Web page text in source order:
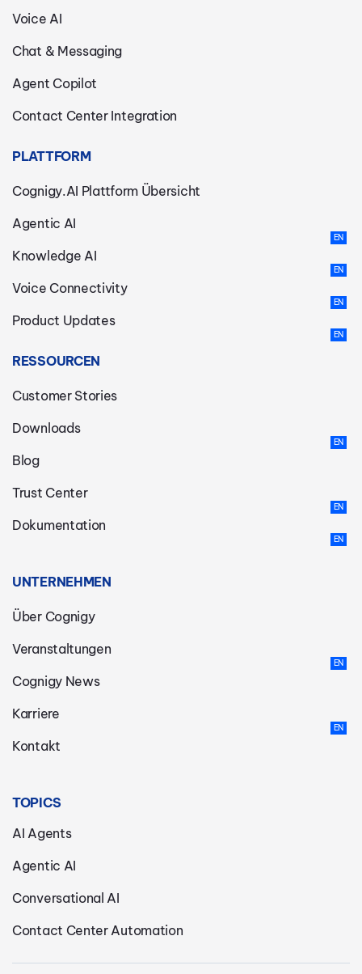
Voice AI
Chat & Messaging
Agent Copilot
Contact Center Integration
PLATTFORM
Cognigy.AI Plattform Übersicht
Agentic AI
Knowledge AI
Voice Connectivity
Product Updates
RESSOURCEN
Customer Stories
Downloads
Blog
Trust Center
Dokumentation
UNTERNEHMEN
Über Cognigy
Veranstaltungen
Cognigy News
Karriere
Kontakt
TOPICS
AI Agents
Agentic AI
Conversational AI
Contact Center Automation